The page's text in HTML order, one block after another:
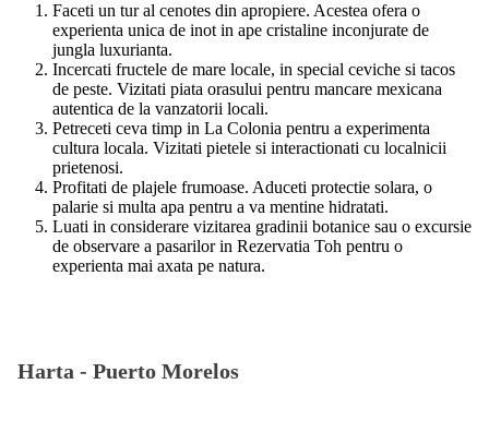
Faceti un tur al cenotes din apropiere. Acestea ofera o
experienta unica de inot in ape cristaline inconjurate de
jungla luxurianta.
Incercati fructele de mare locale, in special ceviche si tacos
de peste. Vizitati piata orasului pentru mancare mexicana
autentica de la vanzatorii locali.
Petreceti ceva timp in La Colonia pentru a experimenta
cultura locala. Vizitati pietele si interactionati cu localnicii
prietenosi.
Profitati de plajele frumoase. Aduceti protectie solara, o
palarie si multa apa pentru a va mentine hidratati.
Luati in considerare vizitarea gradinii botanice sau o excursie
de observare a pasarilor in Rezervatia Toh pentru o
experienta mai axata pe natura.
Harta - Puerto Morelos